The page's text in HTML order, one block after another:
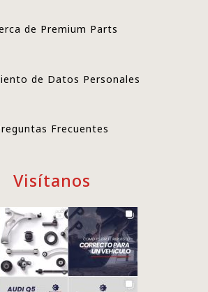
de Premium Parts
de Datos Personales
Frecuentes
Visítanos